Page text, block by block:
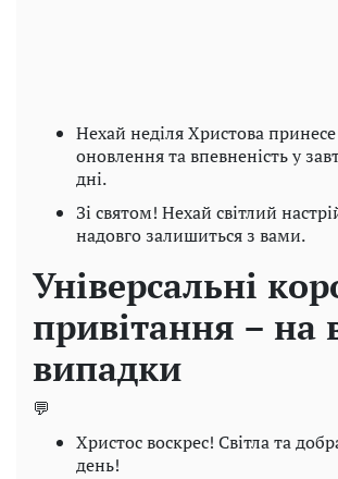
Нехай неділя Христова
оновлення та впевненість у
дні.
Зі святом! Нехай світлий
надовго залишиться з вами.
Універсальні
привітання – на
випадки
💬
Христос воскрес! Світла та
день!